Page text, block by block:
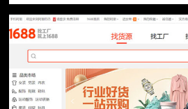
about
Bước
“thần
thánh”
giúp